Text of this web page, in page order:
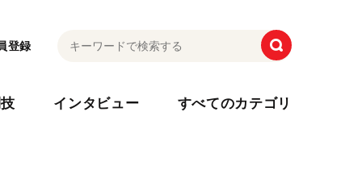
登録
インタビュー すべてのカテゴリ